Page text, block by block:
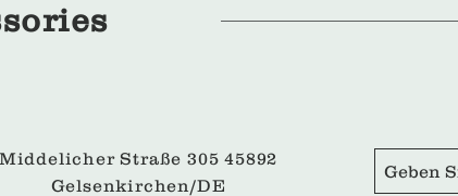
Middelicher Straße 305 45892
Gelsenkirchen/DE